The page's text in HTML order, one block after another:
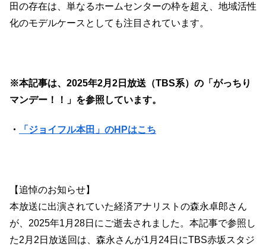
田の存在は、単なるホームセンターの枠を超え、地域活性
化のモデルケースとしても注目されています。
※本記事は、2025年2月2日放送（TBS系）の「がっちり
マンデー！！」を参照しています。
・ 「ジョイフル本田」のHPはこち
【追悼のお知らせ】
本放送に出演されていた経済アナリストの森永卓郎さん
が、2025年1月28日にご逝去されました。本記事で参照し
た2月2日放送回は、森永さんが1月24日にTBS赤坂スタジ